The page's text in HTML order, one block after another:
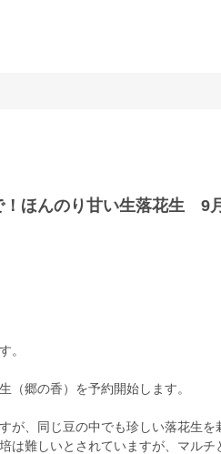
！ほんのり甘い生落花生 9
。
（郷の香）を予約開始します。
が、同じ豆の中でも珍しい落花生を
は難しいとされていますが、マルチ